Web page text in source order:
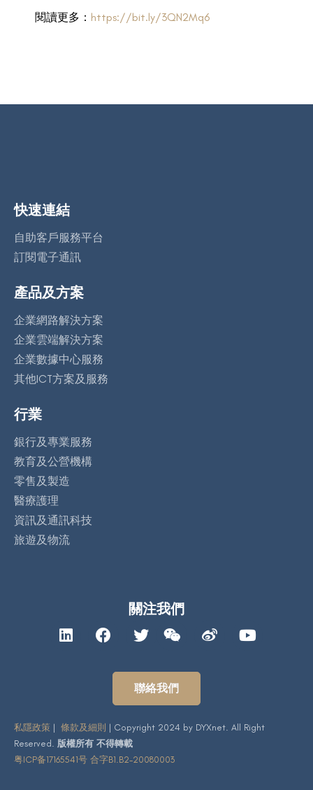
閱讀更多： https://bit.ly/3QN2Mq6
快速連結
自助客戶服務平台
訂閱電子通訊
產品及方案
企業網路解決方案
企業雲端解決方案
企業數據中心服務
其他ICT方案及服務
行業
銀行及專業服務
教育及公營機構
零售及製造
醫療護理
資訊及通訊科技
旅遊及物流
關注我們
聯絡我們
私隱政策 | 條款及細則 | Copyright 2024 by DYXnet. All Right
Reserved. 版權所有 不得轉載
粤ICP备17165541号 合字B1.B2-20080003